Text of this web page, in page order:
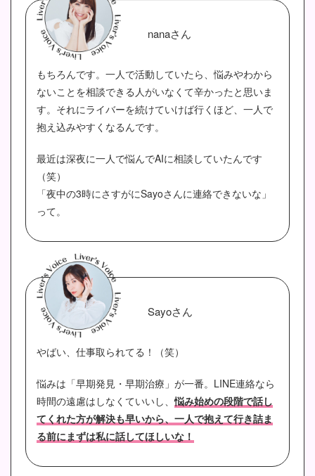
nanaさん
もちろんです。一人で活動していたら、悩みやわから
ないことを相談できる人がいなくて辛かったと思いま
す。それにライバーを続けていけば行くほど、一人で
抱え込みやすくなるんです。
最近は深夜に一人で悩んでAIに相談していたんです
（笑）
「夜中の3時にさすがにSayoさんに連絡できないな」
って。
Sayoさん
やばい、仕事取られてる！（笑）
悩みは「早期発見・早期治療」が一番。LINE連絡なら
時間の遠慮はしなくていいし、悩み始めの段階で話し
てくれた方が解決も早いから、一人で抱えて行き詰ま
る前にまずは私に話してほしいな！